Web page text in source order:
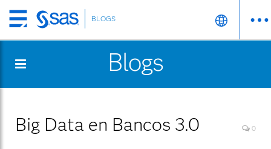
Skip
to
content
BLOGS
Blogs
Big Data en Bancos 3.0 0